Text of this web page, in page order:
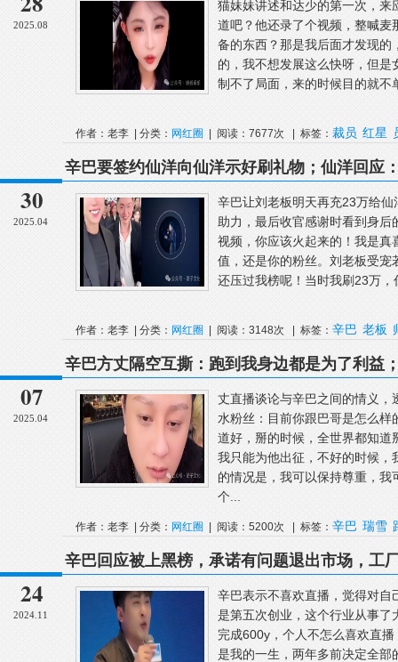
2025.08
猫妹妹讲述和达少的第一次，
道吧？他还录了个视频，整喊
备的东西？那是我后面才发现
的，我不想发展这么快呀，但
制不了局面，来的时候目的就
作者：老李 | 分类： 网红圈 | 阅读：7677次 | 标签： 裁员 红星
30
2025.04
辛巴要签约仙洋向仙洋示好刷礼物；仙洋回应
否认拿刘二狗当宠物，对二狗非常满意！
辛巴让刘老板明天再充23万给
助力，最后收官感谢时看到身
视频，你应该火起来的！我是
值，还是你的粉丝。刘老板受
还压过我榜呢！当时我刷23万
作者：老李 | 分类： 网红圈 | 阅读：3148次 | 标签： 辛巴 老板
07
2025.04
辛巴方丈隔空互撕：跑到我身边都是为了利益
义，透露私下早已断了联系！
丈直播谈论与辛巴之间的情义
水粉丝：目前你跟巴哥是怎么
道好，掰的时候，全世界都知
我只能为他出征，不好的时候
的情况是，我可以保持尊重，
个...
作者：老李 | 分类： 网红圈 | 阅读：5200次 | 标签： 辛巴 瑞雪
24
2024.11
辛巴回应被上黑榜，承诺有问题退出市场，工
播，觉得对自己的束缚太多了
辛巴表示不喜欢直播，觉得对
是第五次创业，这个行业从事
完成600y，个人不怎么喜欢直
是我的一生，两年多前决定全